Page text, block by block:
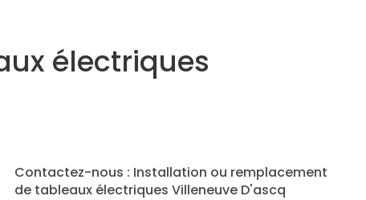
électriques
Contactez-nous : Installation ou remplacement
de tableaux électriques Villeneuve D'ascq